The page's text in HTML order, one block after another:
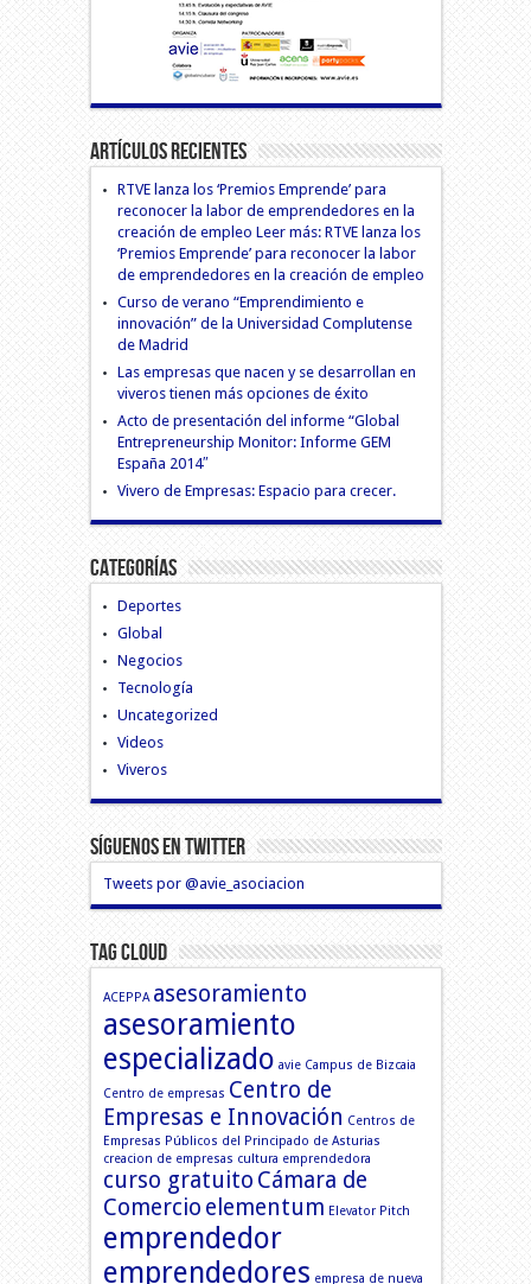
Artículos Recientes
RTVE lanza los ‘Premios Emprende’ para
reconocer la labor de emprendedores en la
creación de empleo Leer más: RTVE lanza los
‘Premios Emprende’ para reconocer la labor
de emprendedores en la creación de empleo
Curso de verano “Emprendimiento e
innovación” de la Universidad Complutense
de Madrid
Las empresas que nacen y se desarrollan en
viveros tienen más opciones de éxito
Acto de presentación del informe “Global
Entrepreneurship Monitor: Informe GEM
España 2014″
Vivero de Empresas: Espacio para crecer.
Categorías
Deportes
Global
Negocios
Tecnología
Uncategorized
Videos
Viveros
Síguenos En Twitter
Tweets por @avie_asociacion
Tag Cloud
ACEPPA asesoramiento
asesoramiento
especializado avie Campus de Bizcaia
Centro de empresas Centro de
Empresas e Innovación Centros de
Empresas Públicos del Principado de Asturias
creacion de empresas cultura emprendedora
curso gratuito Cámara de
Comercio elementum Elevator Pitch
emprendedor
emprendedores empresa de nueva